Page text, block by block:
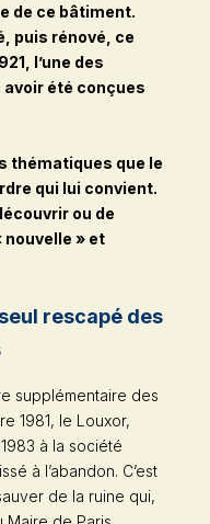
de ce bâtiment.
puis rénové, ce
l’une des
été conçues
thématiques que le
qui lui convient.
ou de
» et
rescapé des
supplémentaire des
1981, le Louxor,
à la société
à l’abandon. C’est
de la ruine qui,